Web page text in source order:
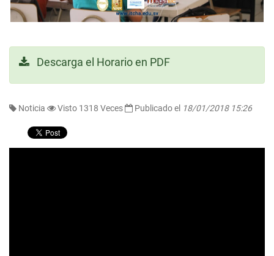
Descarga el Horario en PDF
Noticia Visto 1318 Veces Publicado el 18/01/2018 15:26